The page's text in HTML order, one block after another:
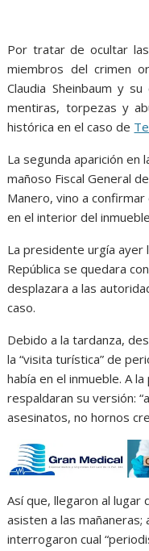
p
Por tratar de ocultar
miembros del crimen
Claudia Sheinbaum y
mentiras, torpezas y
histórica en el caso de
La segunda aparición en
mañoso Fiscal General
Manero, vino a
en el interior del
La presidente urgía ayer
República se quedara
desplazara a las
caso.
Debido a la tardanza,
la “visita turística” de
había en el inmueble. A
respaldaran su versión:
asesinatos, no hornos
Así que, llegaron al lugar
asisten a las
interrogaron cual